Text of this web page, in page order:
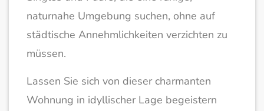
naturnahe Umgebung suchen, ohne auf
städtische Annehmlichkeiten verzichten zu
müssen.
Lassen Sie sich von dieser charmanten
Wohnung in idyllischer Lage begeistern